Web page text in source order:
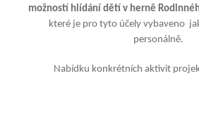
možností hlídání dětí v herně
které je pro tyto účely vybaveno
personálně.
Nabídku konkrétních aktivit